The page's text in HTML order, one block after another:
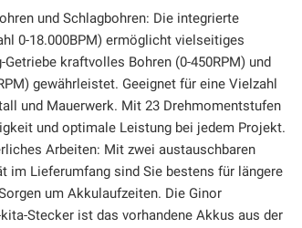
und Schlagbohren: Die integrierte
0-18.000BPM) ermöglicht vielseitiges
Getriebe kraftvolles Bohren (0-450RPM) und
gewährleistet. Geeignet für eine Vielzahl
und Mauerwerk. Mit 23 Drehmomentstufen
und optimale Leistung bei jedem Projekt.
Arbeiten: Mit zwei austauschbaren
im Lieferumfang sind Sie bestens für längere
um Akkulaufzeiten. Die Ginor
Stecker ist das vorhandene Akkus aus der